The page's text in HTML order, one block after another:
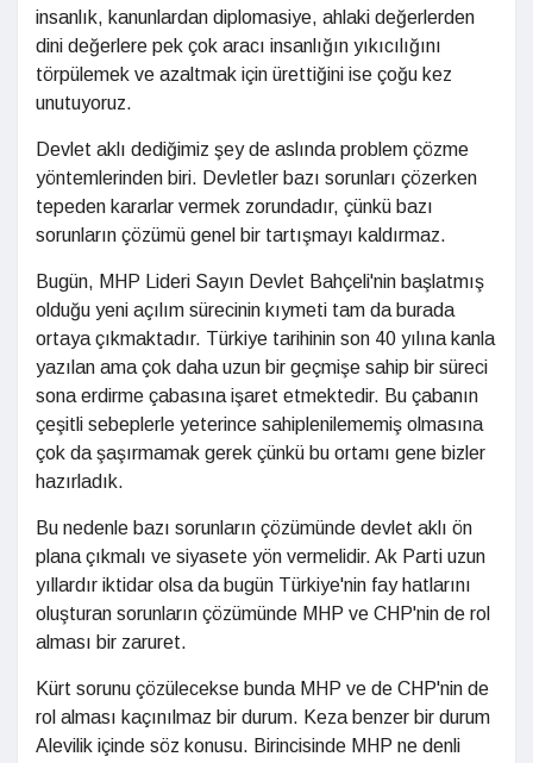
insanlık, kanunlardan diplomasiye, ahlaki değerlerden
dini değerlere pek çok aracı insanlığın yıkıcılığını
törpülemek ve azaltmak için ürettiğini ise çoğu kez
unutuyoruz.
Devlet aklı dediğimiz şey de aslında problem çözme
yöntemlerinden biri. Devletler bazı sorunları çözerken
tepeden kararlar vermek zorundadır, çünkü bazı
sorunların çözümü genel bir tartışmayı kaldırmaz.
Bugün, MHP Lideri Sayın Devlet Bahçeli'nin başlatmış
olduğu yeni açılım sürecinin kıymeti tam da burada
ortaya çıkmaktadır. Türkiye tarihinin son 40 yılına kanla
yazılan ama çok daha uzun bir geçmişe sahip bir süreci
sona erdirme çabasına işaret etmektedir. Bu çabanın
çeşitli sebeplerle yeterince sahiplenilememiş olmasına
çok da şaşırmamak gerek çünkü bu ortamı gene bizler
hazırladık.
Bu nedenle bazı sorunların çözümünde devlet aklı ön
plana çıkmalı ve siyasete yön vermelidir. Ak Parti uzun
yıllardır iktidar olsa da bugün Türkiye'nin fay hatlarını
oluşturan sorunların çözümünde MHP ve CHP'nin de rol
alması bir zaruret.
Kürt sorunu çözülecekse bunda MHP ve de CHP'nin de
rol alması kaçınılmaz bir durum. Keza benzer bir durum
Alevilik içinde söz konusu. Birincisinde MHP ne denli